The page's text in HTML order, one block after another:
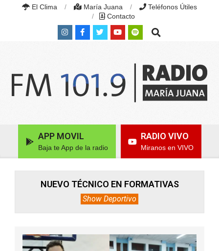
El Clima María Juana
Teléfonos Útiles
Contacto
Search
JUANA
FM
Navigation APP MOVIL
Baja te App de la radio
RADIO VIVO
Miranos en VIVO
NUEVO TÉCNICO EN FORMATIVAS
Show Deportivo